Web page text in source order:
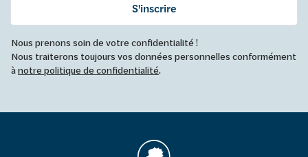
S'inscrire
Nous prenons soin de votre confidentialité !
Nous traiterons toujours vos données personnelles conformément
ànotre politique de confidentialité.